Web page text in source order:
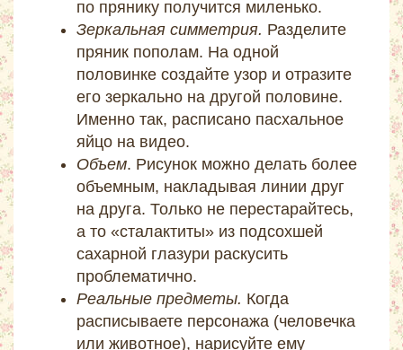
по прянику получится миленько.
Зеркальная симметрия. Разделите
пряник пополам. На одной
половинке создайте узор и отразите
его зеркально на другой половине.
Именно так, расписано пасхальное
яйцо на видео.
Объем. Рисунок можно делать более
объемным, накладывая линии друг
на друга. Только не перестарайтесь,
а то «сталактиты» из подсохшей
сахарной глазури раскусить
проблематично.
Реальные предметы. Когда
расписываете персонажа (человечка
или животное), нарисуйте ему